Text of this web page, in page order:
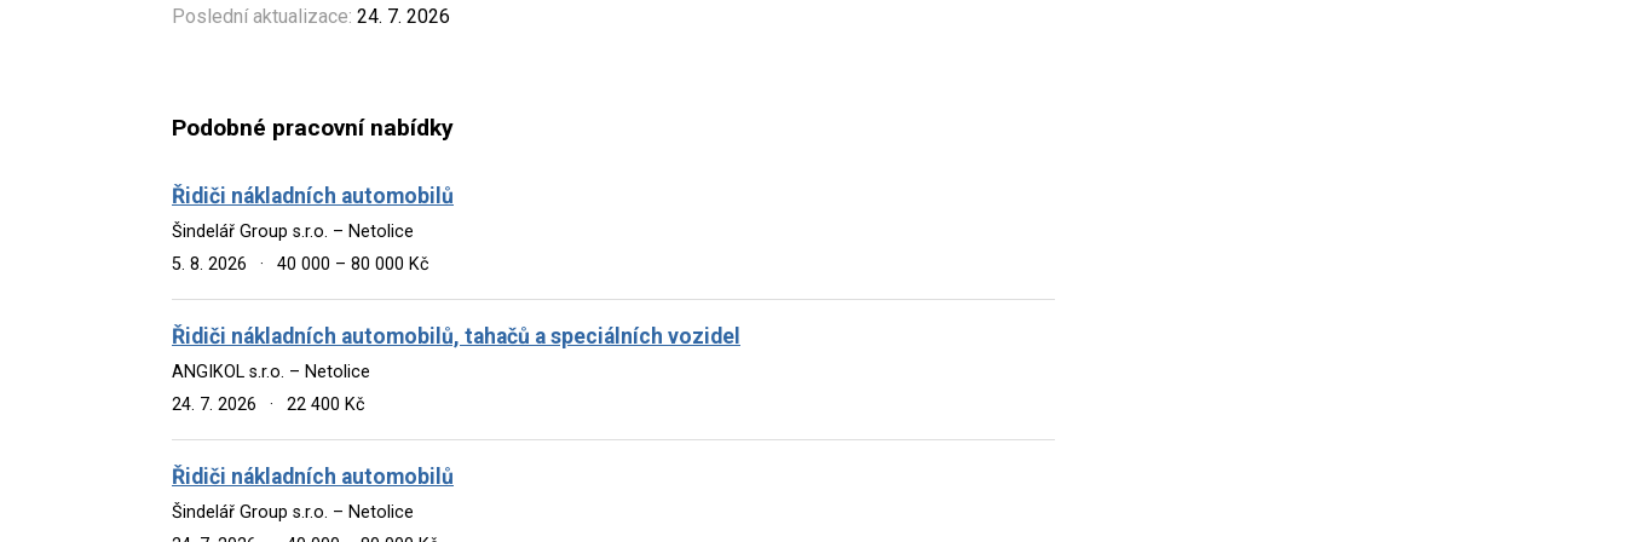
Poslední aktualizace: 24. 7. 2026
Podobné pracovní nabídky
Řidiči nákladních automobilů
Šindelář Group s.r.o. – Netolice
5. 8. 2026
· 40 000 – 80 000 Kč
Řidiči nákladních automobilů, tahačů a speciálních vozidel
ANGIKOL s.r.o. – Netolice
24. 7. 2026
· 22 400 Kč
Řidiči nákladních automobilů
Šindelář Group s.r.o. – Netolice